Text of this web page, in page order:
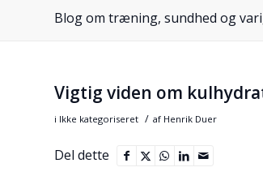
Blog om træning, sundhed og
Vigtig viden om
i Ikke kategoriseret / af Henrik Duer
Del dette